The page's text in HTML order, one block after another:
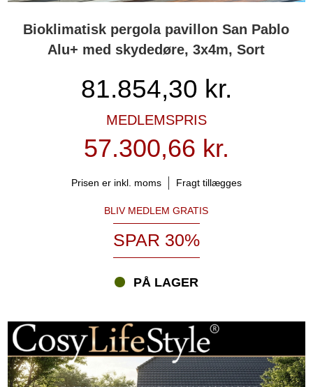
Bioklimatisk pergola pavillon San Pablo
Alu+ med skydedøre, 3x4m, Sort
81.854,30 kr.
MEDLEMSPRIS
57.300,66 kr.
Prisen er inkl. moms Fragt tillægges
BLIV MEDLEM GRATIS
SPAR 30%
PÅ LAGER